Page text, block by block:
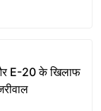
E-20 के खिलाफ